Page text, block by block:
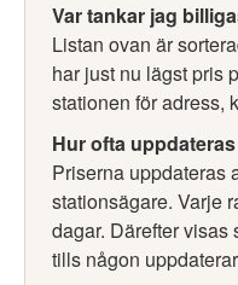
Var tankar jag
Listan ovan är
har just nu lägst pris
stationen för adress,
Hur ofta
Priserna uppdateras
stationsägare. Varje
dagar. Därefter
tills någon